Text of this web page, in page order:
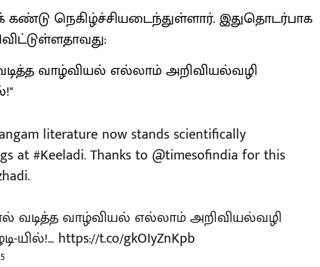
நெகிழ்ச்சியடைந்துள்ளார். இதுதொடர்பாக
வாழ்வியல் எல்லாம் அறிவியல்வழி
literature now stands scientifically
at#Keeladi. Thanks to @timesofindia for this
.
வடித்த வாழ்வியல் எல்லாம் அறிவியல்வழி
-யில்!… https://t.co/gkOIyZnKpb